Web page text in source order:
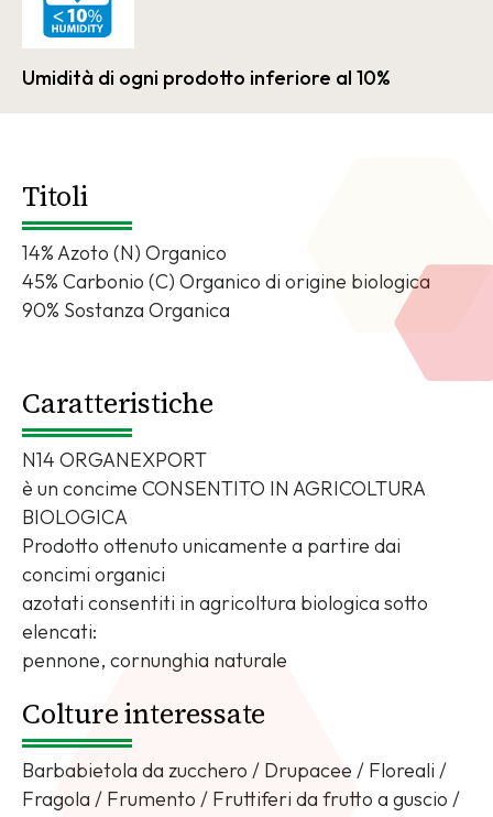
Umidità di ogni prodotto inferiore al 10%
Titoli
14% Azoto (N) Organico
45% Carbonio (C) Organico di origine biologica
90% Sostanza Organica
Caratteristiche
N14 ORGANEXPORT
è un concime CONSENTITO IN AGRICOLTURA
BIOLOGICA
Prodotto ottenuto unicamente a partire dai
concimi organici
azotati consentiti in agricoltura biologica sotto
elencati:
pennone, cornunghia naturale
Colture interessate
Barbabietola da zucchero / Drupacee / Floreali /
Fragola / Frumento / Fruttiferi da frutto a guscio /